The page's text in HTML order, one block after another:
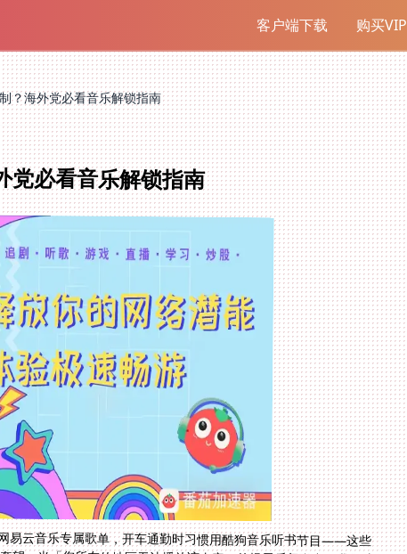
客户端下载 购买VIP
？海外党必看音乐解锁指南
党必看音乐解锁指南
易云音乐专属歌单，开车通勤时习惯用酷狗音乐听书节目——这些
。当「您所在的地区无法播放该内容」的提示反复弹出，我们才
破解的难题。本文将从IP地域限制原理剖析入手，手把手教您如